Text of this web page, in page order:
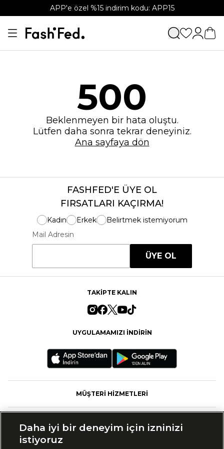
APP'e özel %15 indirim kodu: APP15
500
Beklenmeyen bir hata oluştu.
Lütfen daha sonra tekrar deneyiniz.
Ana sayfaya dön
FASHFED'E ÜYE OL
FIRSATLARI KAÇIRMA!
Kadın Erkek
Belirtmek istemiyorum
Mail Adresin
ÜYE OL
TAKİPTE KALIN
UYGULAMAMIZI İNDİRİN
MÜŞTERİ HİZMETLERİ
Daha iyi bir deneyim için izninizi
istiyoruz